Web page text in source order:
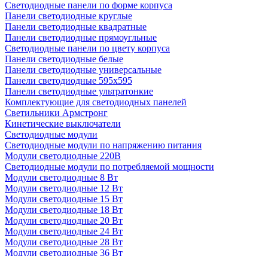
Светодиодные панели по форме корпуса
Панели светодиодные круглые
Панели светодиодные квадратные
Панели светодиодные прямоугльные
Светодиодные панели по цвету корпуса
Панели светодиодные белые
Панели светодиодные универсальные
Панели светодиодные 595х595
Панели светодиодные ультратонкие
Комплектующие для светодиодных панелей
Светильники Армстронг
Кинетические выключатели
Светодиодные модули
Светодиодные модули по напряжению питания
Модули светодиодные 220В
Светодиодные модули по потребляемой мощности
Модули светодиодные 8 Вт
Модули светодиодные 12 Вт
Модули светодиодные 15 Вт
Модули светодиодные 18 Вт
Модули светодиодные 20 Вт
Модули светодиодные 24 Вт
Модули светодиодные 28 Вт
Модули светодиодные 36 Вт